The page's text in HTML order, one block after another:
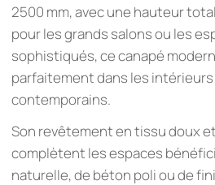
2500 mm, avec une hauteur
pour les grands salons ou les
sophistiqués, ce canapé
parfaitement dans les
contemporains.
Son revêtement en tissu doux
complètent les espaces
naturelle, de béton poli ou de